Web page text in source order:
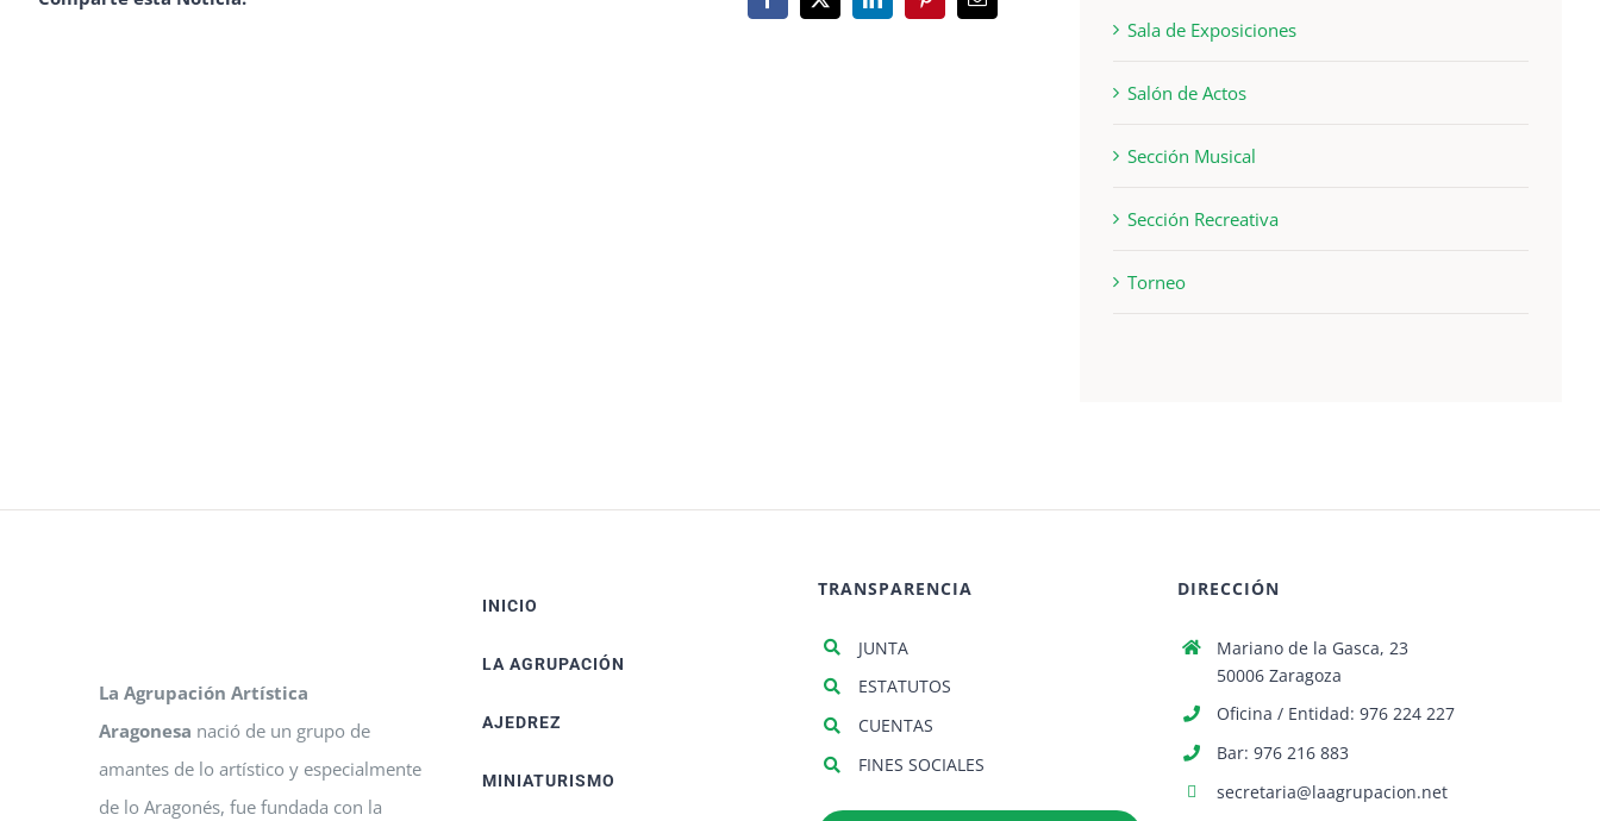
Sala de Exposiciones
Salón de Actos
Sección Musical
Sección Recreativa
Torneo
La Agrupación Artística
Aragonesa nació de un grupo de
amantes de lo artístico y especialmente
de lo Aragonés, fue fundada con la
INICIO
LA AGRUPACIÓN
AJEDREZ
MINIATURISMO
TRANSPARENCIA
JUNTA
ESTATUTOS
CUENTAS
FINES SOCIALES
DIRECCIÓN
Mariano de la Gasca, 23
50006 Zaragoza
Oficina / Entidad: 976 224 227
Bar: 976 216 883
secretaria@laagrupacion.net